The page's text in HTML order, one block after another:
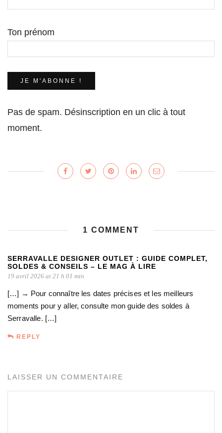
Ton prénom
Pas de spam. Désinscription en un clic à tout
moment.
1 COMMENT
SERRAVALLE DESIGNER OUTLET : GUIDE COMPLET,
SOLDES & CONSEILS – LE MAG À LIRE
19 avril 2026 at 21 h 01 min
[…] → Pour connaître les dates précises et les meilleurs
moments pour y aller, consulte mon guide des soldes à
Serravalle. […]
REPLY
LAISSER UN COMMENTAIRE